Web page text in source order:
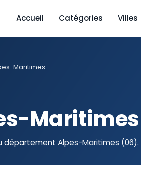
Accueil Catégories Villes
Maritimes
Maritimes
département Alpes-Maritimes (06).